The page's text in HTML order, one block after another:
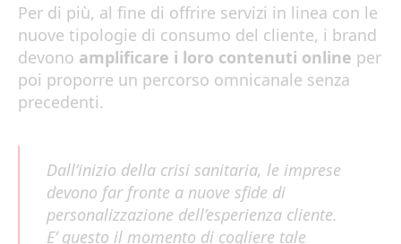
Per di più, al fine di offrire servizi in linea con le
nuove tipologie di consumo del cliente, i brand
devono amplificare i loro contenuti online per
poi proporre un percorso omnicanale senza
precedenti.
Dall’inizio della crisi sanitaria, le imprese
devono far fronte a nuove sfide di
personalizzazione dell’esperienza cliente.
E’ questo il momento di cogliere tale